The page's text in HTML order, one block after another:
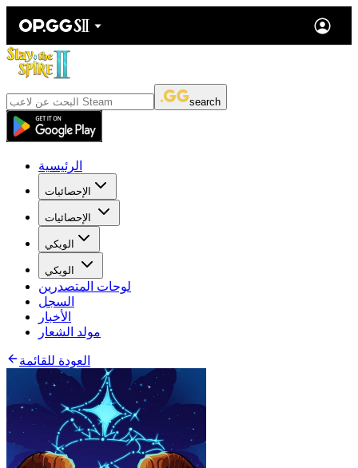
search
الرئيسية
الإحصائيات
الإحصائيات
الويكي
الويكي
لوحات المتصدرين
السجل
الأخبار
مولد الشعار
العودة للقائمة